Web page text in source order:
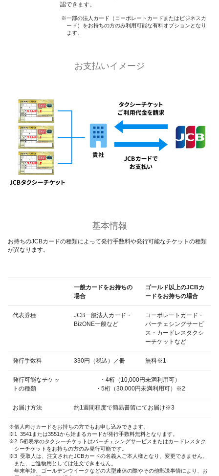
認できます。
一部の法人カード（コーポレートカードまたはビジネスカ
ード）をお持ちの方のみ利用可能な有料オプションとなり
ます。
お支払いイメージ
基本情報
お持ちのJCBカードの種類によって発行手数料や発行可能なチケットの種類
が異なります。
一般カードをお持ちの
場合
ゴールド以上のJCBカ
ードをお持ちの場合
代表券種
JCB一般法人カード・
BizONE一般など
コーポレートカード・
パーチェシングサービ
ス・カードレスタクシ
ーチケットなど
発行手数料 330円（税込）／冊 無料※1
発行可能なチケッ
トの種類
・4桁（10,000円未満利用可）
・5桁（30,000円未満利用可）※2
お届け方法 約1週間程度で簡易書留にてお届け※3
個人向けカードをお持ちの方でもお申し込みできます。
1 3541または3551から始まるカードが発行手数料無料となります。
2 5桁表示のタクシーチケットはパーチェシングサービスまたはカードレスタク
シーチケットをお持ちの方のみ発行可能です。
3 受取人は、注文されたJCBカードの名義人ご本人様となり、変更できません。
また、ご進物用としては注文できません。
年末年始、ゴールデンウイークなどの大型連休の際やその他郵送事情により、お